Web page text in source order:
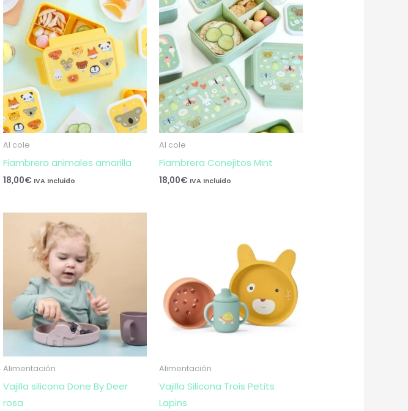
Al cole
Fiambrera animales amarilla
18,00€ IVA Incluido
Al cole
Fiambrera Conejitos Mint
18,00€ IVA Incluido
Alimentación
Vajilla silicona Done By Deer
rosa
Alimentación
Vajilla Silicona Trois Petits
Lapins